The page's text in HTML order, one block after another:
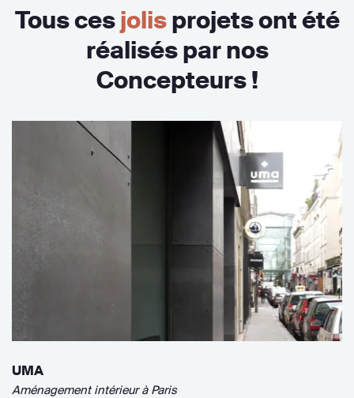
Tous cesjolisprojets ont été
réalisés par nos
Concepteurs !
UMA
Aménagement intérieur à Paris